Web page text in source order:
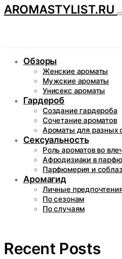
AROMASTYLIST.RU
Обзоры
Женские ароматы
Мужские ароматы
Унисекс ароматы
Гардероб
Создание гардероба
Сочетание ароматов
Ароматы для разных
Сексуальность
Роль ароматов во
Афродизиаки в
Парфюмерия и
Аромагид
Личные
По сезонам
По случаям
Recent Posts